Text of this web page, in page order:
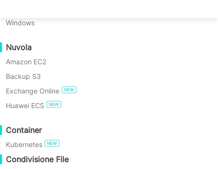
Backup nel Cloud
Conformità GDPR
Windows
Nuvola
Amazon EC2
Backup S3
Exchange Online
Huawei ECS
Container
Kubernetes
Condivisione File
scansione antivirus isolata e i report
visivi automatici in un flusso di lavoro
unificato. Guidato dal principio che il
ripristino è il vero scopo del backup,
rapidamente i dati a uno stato
operativo. Ciò riduce i costi di